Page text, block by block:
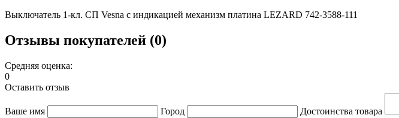
Выключатель 1-кл. СП Vesna с индикацией механизм платина LEZARD 742-3588-111
Отзывы покупателей (0)
Средняя оценка:
0
Оставить отзыв
Ваше имя Город Достоинства товара